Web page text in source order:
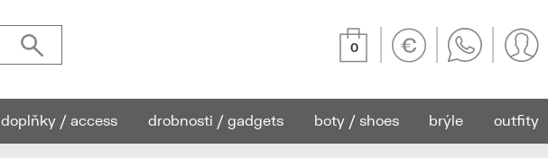
0
doplňky / access drobnosti / gadgets boty / shoes brýle outfity